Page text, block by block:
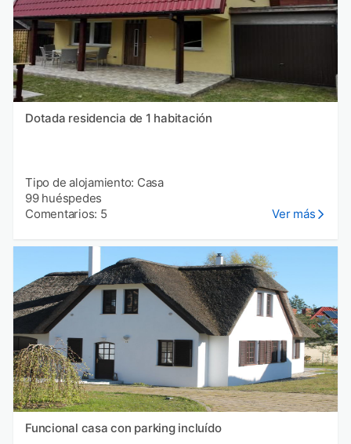
Dotada residencia de 1 habitación
Tipo de alojamiento: Casa
99 huéspedes
Comentarios: 5
Ver más
Funcional casa con parking incluído